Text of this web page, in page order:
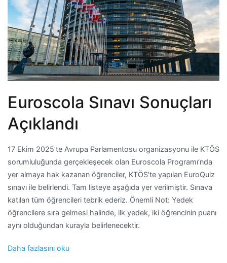
Euroscola Sınavı Sonuçları
Açıklandı
17 Ekim 2025’te Avrupa Parlamentosu organizasyonu ile KTÖS
sorumluluğunda gerçekleşecek olan Euroscola Programı’nda
yer almaya hak kazanan öğrenciler, KTÖS’te yapılan EuroQuiz
sınavı ile belirlendi. Tam listeye aşağıda yer verilmiştir. Sınava
katılan tüm öğrencileri tebrik ederiz. Önemli Not: Yedek
öğrencilere sıra gelmesi halinde, ilk yedek, iki öğrencinin puanı
aynı olduğundan kurayla belirlenecektir.
Daha fazlasını oku